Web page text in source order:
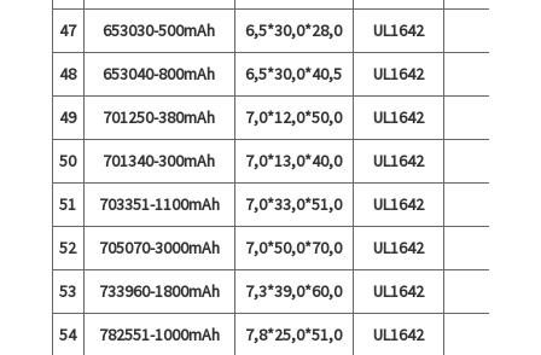
47
653030-500mAh 6,5*30,0*28,0
UL1642
48
653040-800mAh 6,5*30,0*40,5
UL1642
49
701250-380mAh 7,0*12,0*50,0
UL1642
50
701340-300mAh 7,0*13,0*40,0
UL1642
51
703351-1100mAh 7,0*33,0*51,0
UL1642
52
705070-3000mAh 7,0*50,0*70,0
UL1642
53
733960-1800mAh 7,3*39,0*60,0
UL1642
54
782551-1000mAh 7,8*25,0*51,0
UL1642